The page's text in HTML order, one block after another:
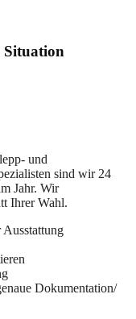
Situation
und
sind wir 24
Jahr. Wir
Ihrer Wahl.
Ausstattung
Dokumentation/